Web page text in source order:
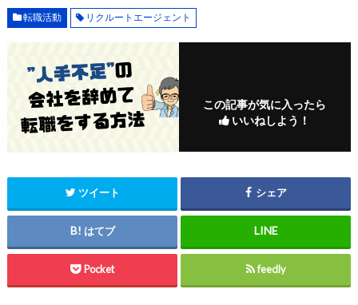
転職活動 リクルートエージェント
この記事が気に入ったら
いいねしよう！
ツイート シェア
はてブ
Pocket feedly